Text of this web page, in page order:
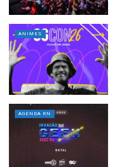
ANIMES
AGENDA RN